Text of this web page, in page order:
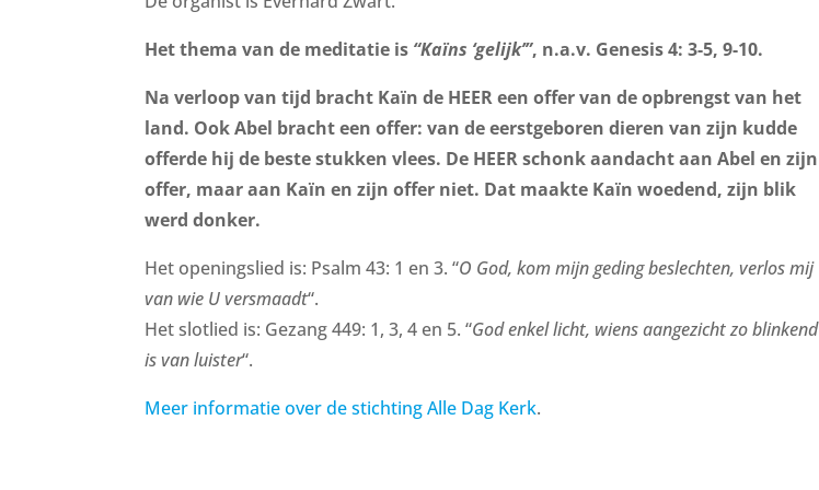
verhogen
te
verlagen.
Het thema van de meditatie is “Kaïns ‘gelijk’”, n.a.v. Genesis 4: 3-5, 9-10.
Na verloop van tijd bracht Kaïn de HEER een offer van de opbrengst van het
land. Ook Abel bracht een offer: van de eerstgeboren dieren van zijn kudde
offerde hij de beste stukken vlees. De HEER schonk aandacht aan Abel en zijn
offer, maar aan Kaïn en zijn offer niet. Dat maakte Kaïn woedend, zijn blik
werd donker.
Het openingslied is: Psalm 43: 1 en 3. “O God, kom mijn geding beslechten, verlos mij
van wie U versmaadt“.
Het slotlied is: Gezang 449: 1, 3, 4 en 5. “God enkel licht, wiens aangezicht zo blinkend
is van luister“.
Meer informatie over de stichting Alle Dag Kerk.